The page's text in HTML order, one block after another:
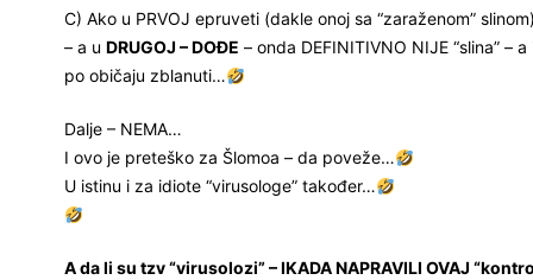
C) Ako u PRVOJ epruveti (dakle onoj sa “zaraženom”
– a u DRUGOJ – DOĐE – onda DEFINITIVNO NIJE “slina” –
po običaju zblanuti…
Dalje – NEMA…
I ovo je preteško za Šlomoa – da poveže…
U istinu i za idiote “virusologe” također…
A da li su tzv “virusolozi” – IKADA NAPRAVILI OVAJ